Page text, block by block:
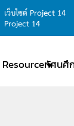
เว็บไซต์ Project 14
Project 14
ทัศนศึ